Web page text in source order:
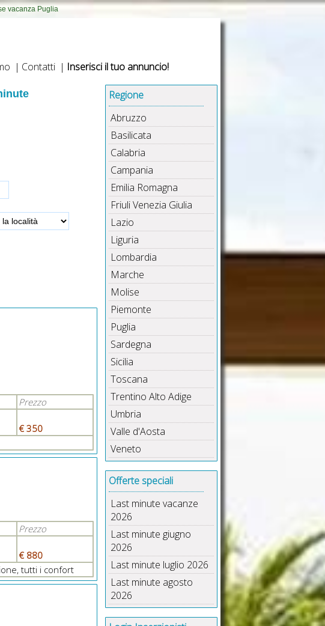
vacanza Puglia
| Contatti | Inserisci il tuo annuncio!
Prezzo
€ 350
Prezzo
€ 880
tutti i confort
Regione
Abruzzo
Basilicata
Calabria
Campania
Emilia Romagna
Friuli Venezia Giulia
Lazio
Liguria
Lombardia
Marche
Molise
Piemonte
Puglia
Sardegna
Sicilia
Toscana
Trentino Alto Adige
Umbria
Valle d'Aosta
Veneto
Offerte speciali
Last minute vacanze
2026
Last minute giugno
2026
Last minute luglio 2026
Last minute agosto
2026